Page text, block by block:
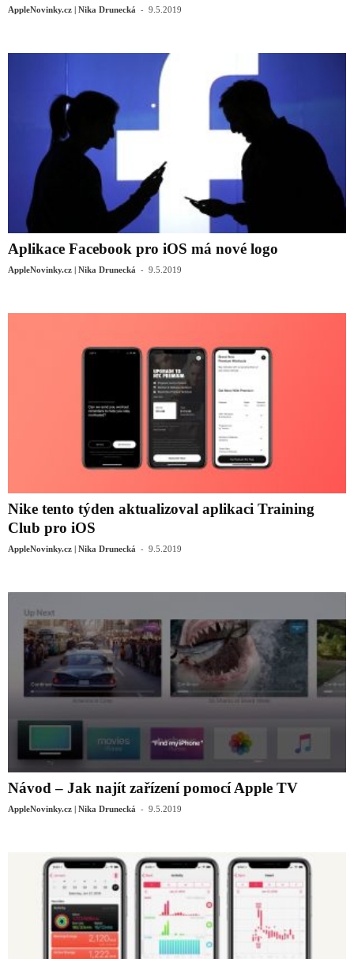
AppleNovinky.cz | Nika Drunecká - 9.5.2019
Aplikace Facebook pro iOS má nové logo
AppleNovinky.cz | Nika Drunecká - 9.5.2019
Nike tento týden aktualizoval aplikaci Training
Club pro iOS
AppleNovinky.cz | Nika Drunecká - 9.5.2019
Návod – Jak najít zařízení pomocí Apple TV
AppleNovinky.cz | Nika Drunecká - 9.5.2019